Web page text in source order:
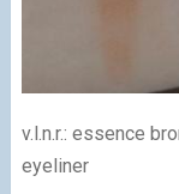
v.l.n.r.: essence
eyeliner